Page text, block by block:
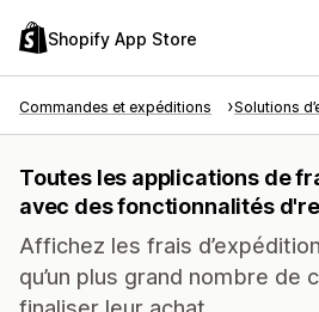
Shopify App Store
Commandes et expéditions Solutions
Toutes les applications de
avec des fonctionnalités
Affichez les frais
qu’un plus grand nombre de